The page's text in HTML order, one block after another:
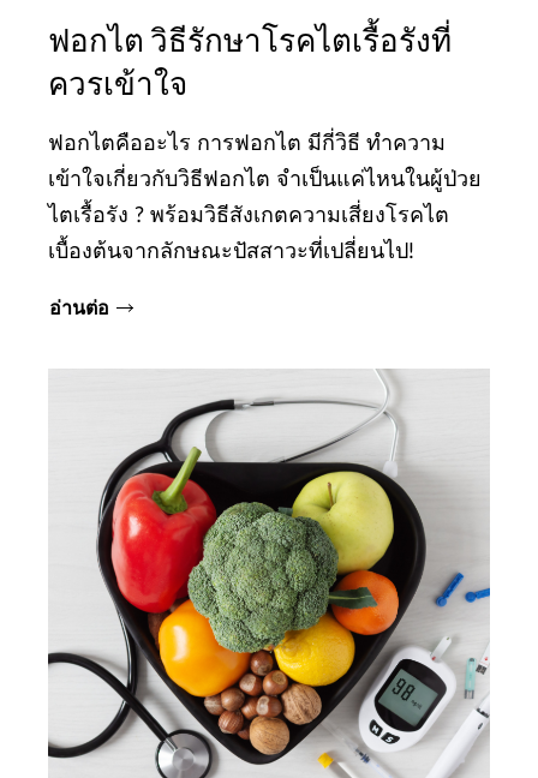
ฟอกไต วิธีรักษาโรคไตเรื้อรังที่
ควรเข้าใจ
ฟอกไตคืออะไร การฟอกไต มีกี่วิธี ทำความ
เข้าใจเกี่ยวกับวิธีฟอกไต จำเป็นแค่ไหนในผู้ป่วย
ไตเรื้อรัง ? พร้อมวิธีสังเกตความเสี่ยงโรคไต
เบื้องต้นจากลักษณะปัสสาวะที่เปลี่ยนไป!
อ่านต่อ